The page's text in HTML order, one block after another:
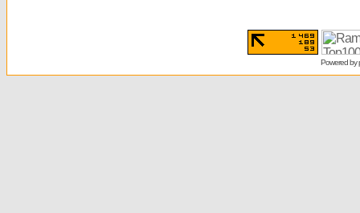
Powered by